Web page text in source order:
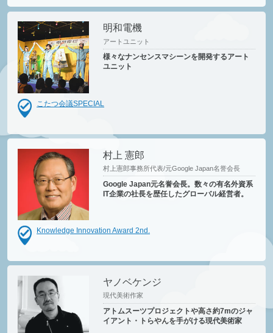
明和電機
アートユニット
様々なナンセンスマシーンを開発するアート
ユニット
こたつ会議SPECIAL
村上 憲郎
村上憲郎事務所代表/元Google Japan名誉会長
Google Japan元名誉会長。数々の有名外資系
IT企業の社長を歴任したグローバル経営者。
Knowledge Innovation Award 2nd.
ヤノベケンジ
現代美術作家
アトムスーツプロジェクトや高さ約7mのジャ
イアント・トらやんを手がける現代美術家